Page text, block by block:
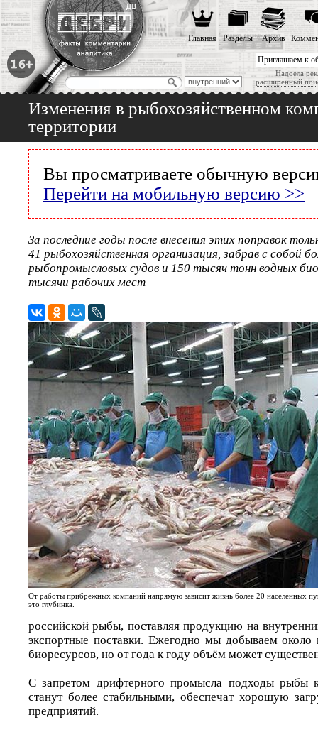
Приглашаем к
Надоела
расширенный
Главная Разделы Архив
Изменения в рыбохозяйственном
территории
Вы просматриваете обычную
Перейти на мобильную версию >>
За последние годы после внесения этих поправок
41 рыбохозяйственная организация, забрав с собой
рыбопромысловых судов и 150 тысяч тонн водных
тысячи рабочих мест
От работы прибрежных компаний напрямую зависит жизнь более 20 населённых
это глубинка.
российской рыбы, поставляя продукцию на
экспортные поставки. Ежегодно мы добываем
биоресурсов, но от года к году объём может
С запретом дрифтерного промысла подходы рыбы
станут более стабильными, обеспечат хорошую
предприятий.